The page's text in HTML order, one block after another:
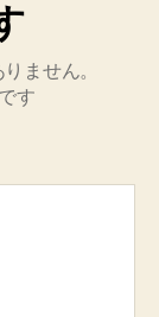
ません。
す